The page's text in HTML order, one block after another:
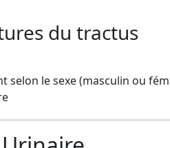
du tractus
le sexe (masculin ou